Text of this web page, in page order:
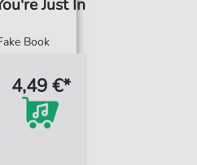
Just In
Book
4,49 €*